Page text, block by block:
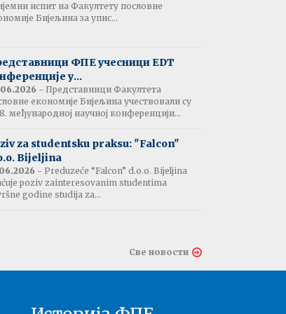
паузе
и
испита:
2
1
испит на Факултету пословне
Бијељина за упис...
ФПЕ учесници EDT
у...
- Представници Факултета
економије Бијељина учествовали су
међународној научној конференцији...
za studentsku praksu: "Falcon"
Bijeljina
- Preduzeće “Falcon” d.o.o. Bijeljina
poziv zainteresovanim studentima
godine studija za...
Све новости